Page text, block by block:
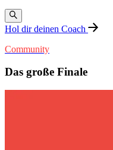
Hol dir deinen Coach
Community
Das große Finale